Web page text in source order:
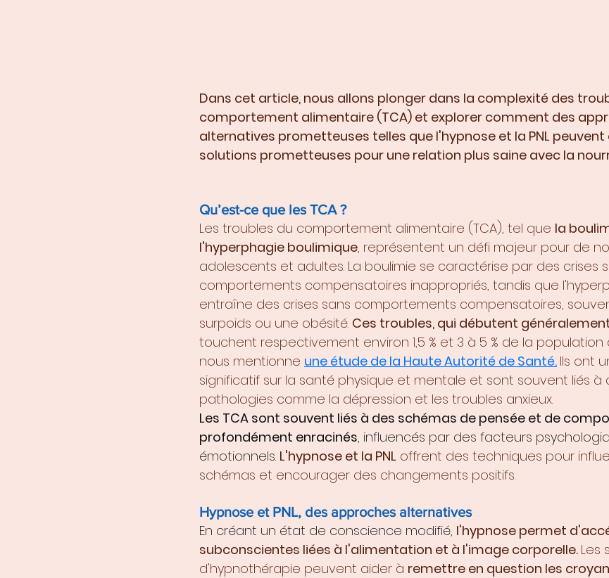
Dans cet article, nous allons plonger dans la complexité des
comportement alimentaire (TCA) et explorer comment des
alternatives prometteuses telles que l'hypnose et la PNL
solutions prometteuses pour une relation plus saine avec la
Qu’est-ce que les TCA ?
Les troubles du comportement alimentaire (TCA), tel que la
l'hyperphagie boulimique, représentent un défi majeur pour de
adolescents et adultes. La boulimie se caractérise par des crises
comportements compensatoires inappropriés, tandis que
entraîne des crises sans comportements compensatoires,
surpoids ou une obésité. Ces troubles, qui débutent
touchent respectivement environ 1,5 % et 3 à 5 % de la population
nous mentionne une étude de la Haute Autorité de Santé. Ils ont
significatif sur la santé physique et mentale et sont souvent liés à
pathologies comme la dépression et les troubles anxieux.
Les TCA sont souvent liés à des schémas de pensée et de
profondément enracinés, influencés par des facteurs
émotionnels. L'hypnose et la PNL offrent des techniques pour
schémas et encourager des changements positifs.
Hypnose et PNL, des approches alternatives
En créant un état de conscience modifié, l'hypnose permet
subconscientes liées à l'alimentation et à l'image corporelle. Les
d'hypnothérapie peuvent aider à remettre en question les